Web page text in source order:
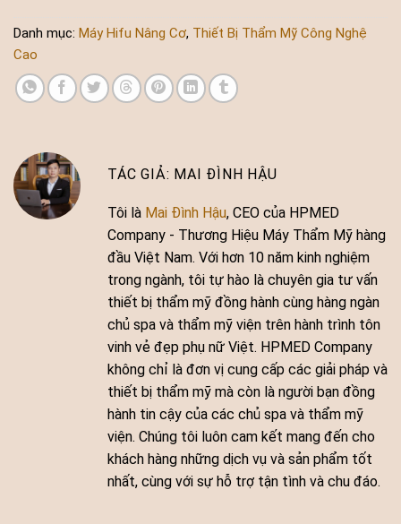
Danh mục: Máy Hifu Nâng Cơ, Thiết Bị Thẩm Mỹ Công Nghệ
Cao
MAI ĐÌNH HẬU
Tôi là Mai Đình Hậu, CEO của HPMED
Company - Thương Hiệu Máy Thẩm Mỹ hàng
đầu Việt Nam. Với hơn 10 năm kinh nghiệm
trong ngành, tôi tự hào là chuyên gia tư vấn
thiết bị thẩm mỹ đồng hành cùng hàng ngàn
chủ spa và thẩm mỹ viện trên hành trình tôn
vinh vẻ đẹp phụ nữ Việt. HPMED Company
không chỉ là đơn vị cung cấp các giải pháp và
thiết bị thẩm mỹ mà còn là người bạn đồng
hành tin cậy của các chủ spa và thẩm mỹ
viện. Chúng tôi luôn cam kết mang đến cho
khách hàng những dịch vụ và sản phẩm tốt
nhất, cùng với sự hỗ trợ tận tình và chu đáo.